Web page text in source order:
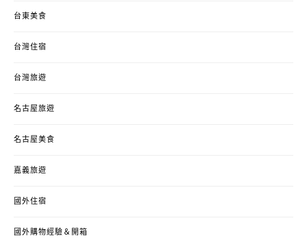
台東美食
台灣住宿
台灣旅遊
名古屋旅遊
名古屋美食
嘉義旅遊
國外住宿
國外購物經驗＆開箱